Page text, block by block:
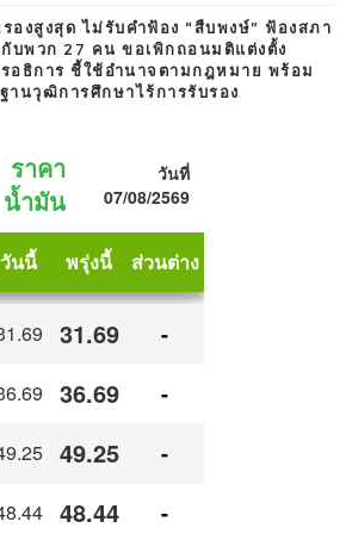
องสูงสุด ไม่รับคำฟ้อง “สืบพงษ์” ฟ้องสภา
บพวก 27 คน ขอเพิกถอนมติแต่งตั้ง
อธิการ ชี้ใช้อำนาจตามกฎหมาย พร้อม
านวุฒิการศึกษาไร้การรับรอง